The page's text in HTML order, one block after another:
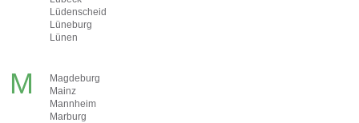
Lüdenscheid
Lüneburg
Lünen
M
Magdeburg
Mainz
Mannheim
Marburg